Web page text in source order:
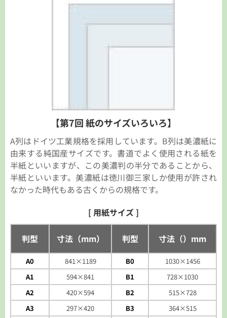
【第7回 紙のサイズいろいろ】
A列はドイツ工業規格を採用しています。B列は美濃紙に
由来する純国産サイズです。書道でよく使用される紙を
半紙といいますが、この美濃判の半分であることから、
半紙といいます。美濃紙は徳川御三家しか使用が許され
なかった時代もある古くからの規格です。
[ 用紙サイズ ]
判型 寸法（mm） 判型 寸法（）mm
A0 841×1189 B0
1030×1456
A1
594×841 B1
728×1030
A2
420×594 B2
515×728
A3
297×420 B3
364×515